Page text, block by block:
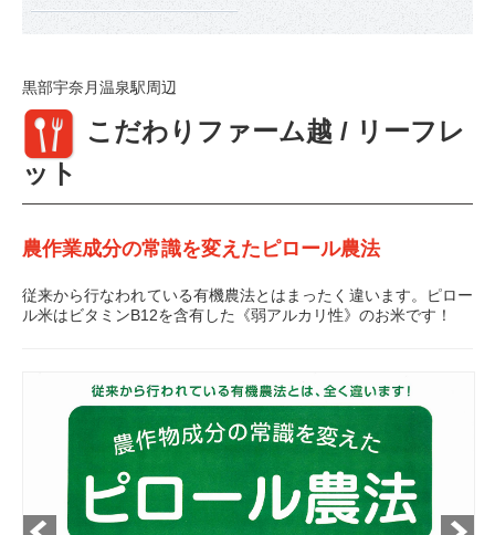
黒部宇奈月温泉駅周辺
① こだわりファーム越 / リーフレ
ット
農作業成分の常識を変えたピロール農法
従来から行なわれている有機農法とはまったく違います。ピロー
ル米はビタミンB12を含有した《弱アルカリ性》のお米です！